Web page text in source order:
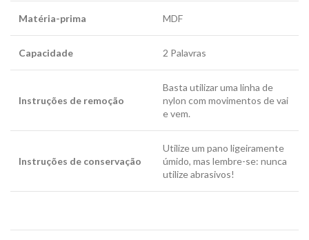
Matéria-prima MDF
Capacidade 2 Palavras
Instruções de remoção
Basta utilizar uma linha de
nylon com movimentos de vai
e vem.
Instruções de conservação
Utilize um pano ligeiramente
úmido, mas lembre-se: nunca
utilize abrasivos!